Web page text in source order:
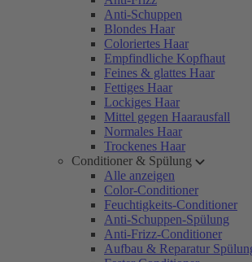
Anti-Schuppen
Blondes Haar
Coloriertes Haar
Empfindliche Kopfhaut
Feines & glattes Haar
Fettiges Haar
Lockiges Haar
Mittel gegen Haarausfall
Normales Haar
Trockenes Haar
Conditioner & Spülung
Alle anzeigen
Color-Conditioner
Feuchtigkeits-Conditioner
Anti-Schuppen-Spülung
Anti-Frizz-Conditioner
Aufbau & Reparatur